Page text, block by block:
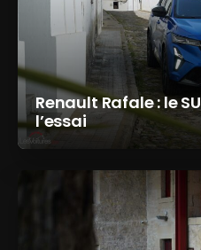
Renault Rafale : le
l’essai